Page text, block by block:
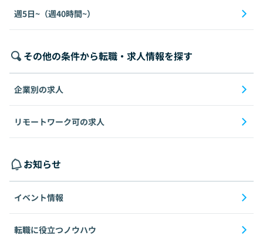
週5日~（週40時間~）
その他の条件から転職・求人情報を探す
企業別の求人
リモートワーク可の求人
お知らせ
イベント情報
転職に役立つノウハウ